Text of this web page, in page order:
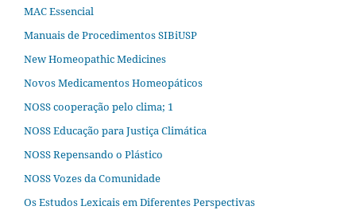
MAC Essencial
Manuais de Procedimentos SIBiUSP
New Homeopathic Medicines
Novos Medicamentos Homeopáticos
NOSS cooperação pelo clima; 1
NOSS Educação para Justiça Climática
NOSS Repensando o Plástico
NOSS Vozes da Comunidade
Os Estudos Lexicais em Diferentes Perspectivas